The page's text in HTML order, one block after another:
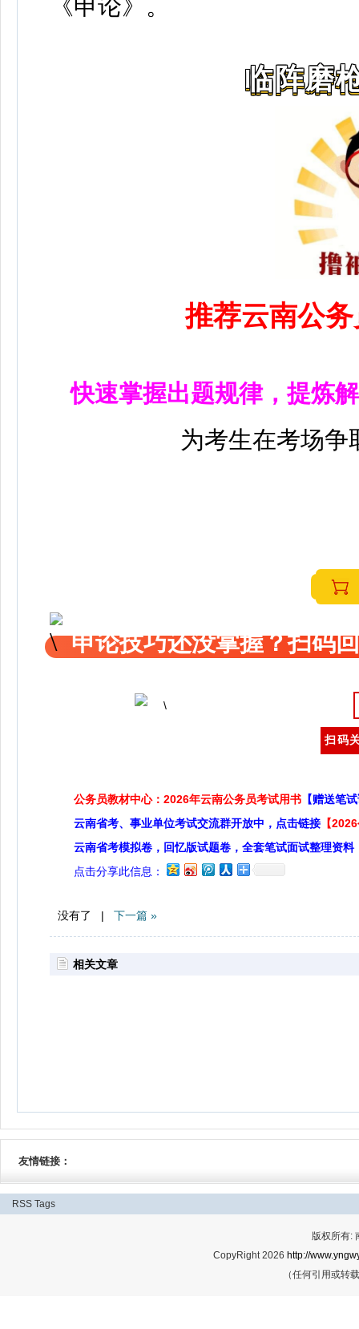
《申论》 。
临阵磨
推荐云南公
快速掌握出题规律，提炼
为考生在考场争
申论技巧还没掌握？扫码
扫码
公务员教材中心：2026年云南公务员考试用书 【赠送笔
云南省考、事业单位考试交流群开放中，点击链接 【
云南省考模拟卷，回忆版试题卷，全套笔试面试整理资料
点击分享此信息：
没有了 | 下一篇 »
相关文章
友情链接：
RSS Tags
版权所有:
CopyRight 2026 http://
（任何引用或转